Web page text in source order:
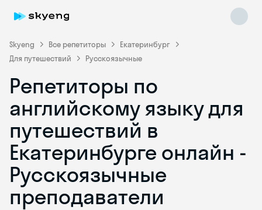
Skyeng Все репетиторы
Екатеринбург
Для путешествий
Русскоязычные
Репетиторы по
английскому языку для
путешествий в
Екатеринбурге онлайн -
Русскоязычные
преподаватели
Skyeng Chat